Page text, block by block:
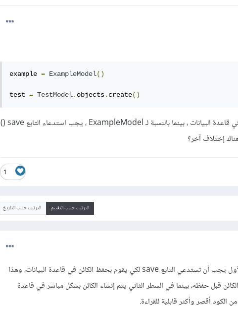
example = ExampleModel()
test = TestModel. objects. create()
هل يقوم الثاني على الفور بإنشاء TestModel في قاعدة البيانات ، بينما بالنسبة لـ ExampleModel ، يجب استدعاء التابع save ()
إختلاف آخر؟
1
الترتيب حسب التقييم الترتيب حسب التاريخ
ما تعتقده صحيح، حيث في السطر الأول يجب أن تستدعي التابع save لكي يقوم بحفظ الكائن في قاعدة البيانات، وهذا
قبل حفظه، بينما في السطر الثاني يتم إنشاء الكائن بشكل مباشر في قاعدة
أقصر وأكثر قابلية للقراءة.